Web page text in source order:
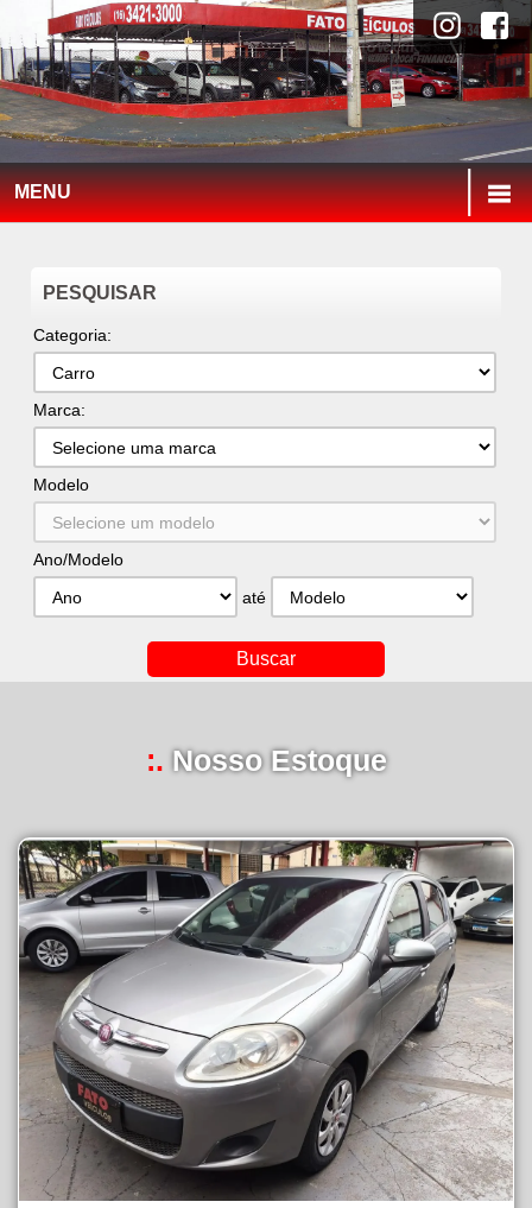
MENU
PESQUISAR
Categoria:
Marca:
Modelo
Ano/Modelo
até
:. Nosso Estoque